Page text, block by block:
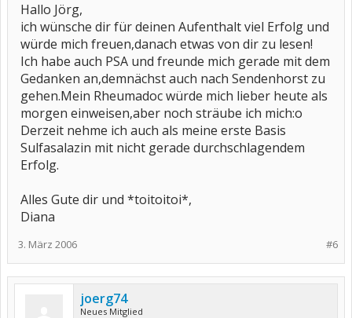
Hallo Jörg,
ich wünsche dir für deinen Aufenthalt viel Erfolg und
würde mich freuen,danach etwas von dir zu lesen!
Ich habe auch PSA und freunde mich gerade mit dem
Gedanken an,demnächst auch nach Sendenhorst zu
gehen.Mein Rheumadoc würde mich lieber heute als
morgen einweisen,aber noch sträube ich mich:o
Derzeit nehme ich auch als meine erste Basis
Sulfasalazin mit nicht gerade durchschlagendem
Erfolg.
Alles Gute dir und *toitoitoi*,
Diana
#6
3. März 2006
joerg74
Neues Mitglied